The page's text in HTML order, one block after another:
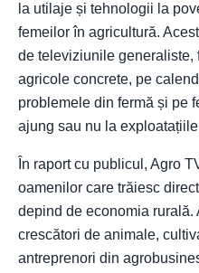
la utilaje și tehnologii la
femeilor în agricultură.
de televiziunile generaliste,
agricole concrete, pe
problemele din fermă și pe
ajung sau nu la
În raport cu publicul, Agro
oamenilor care trăiesc
depind de economia rurală.
crescători de animale,
antreprenori din